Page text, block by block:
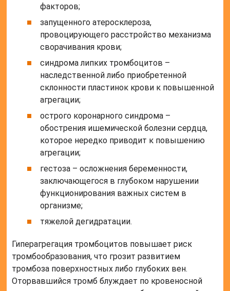
факторов;
запущенного атеросклероза,
провоцирующего расстройство механизма
сворачивания крови;
синдрома липких тромбоцитов –
наследственной либо приобретенной
склонности пластинок крови к повышенной
агрегации;
острого коронарного синдрома –
обострения ишемической болезни сердца,
которое нередко приводит к повышению
агрегации;
гестоза – осложнения беременности,
заключающегося в глубоком нарушении
функционирования важных систем в
организме;
тяжелой дегидратации.
Гиперагрегация тромбоцитов повышает риск
тромбообразования, что грозит развитием
тромбоза поверхностных либо глубоких вен.
Оторвавшийся тромб блуждает по кровеносной